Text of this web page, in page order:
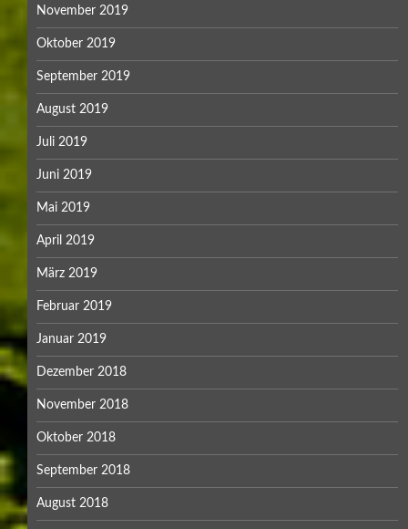
November 2019
Oktober 2019
September 2019
August 2019
Juli 2019
Juni 2019
Mai 2019
April 2019
März 2019
Februar 2019
Januar 2019
Dezember 2018
November 2018
Oktober 2018
September 2018
August 2018